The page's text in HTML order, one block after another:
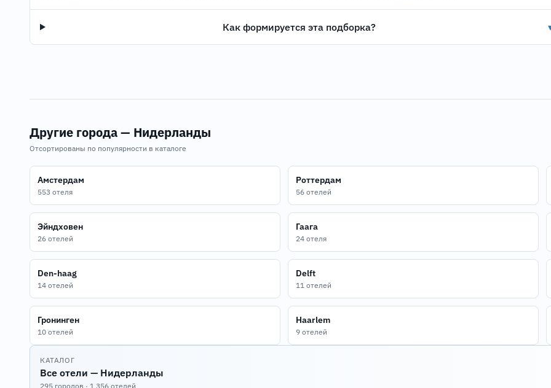
Как формируется эта подборка?
Другие города — Нидерланды
Отсортированы по популярности в каталоге
Амстердам
553 отеля
Роттердам
56 отелей
Эйндховен
26 отелей
Гаага
24 отеля
Den-haag
14 отелей
Delft
11 отелей
Гронинген
10 отелей
Haarlem
9 отелей
КАТАЛОГ
Все отели — Нидерланды
295 городов · 1 356 отелей